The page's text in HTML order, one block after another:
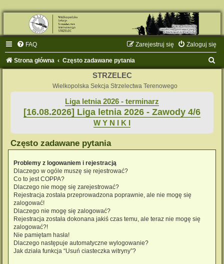
FAQ Zaloguj się
Zarejestruj się
Strona główna Często zadawane pytania
STRZELEC
Wielkopolska Sekcja Strzelectwa Terenowego
Liga letnia 2026 - terminarz
[16.08.2026] Liga letnia 2026 - Zawody 4/6
W Y N I K I
Często zadawane pytania
Problemy z logowaniem i rejestracją
Dlaczego w ogóle muszę się rejestrować?
Co to jest COPPA?
Dlaczego nie mogę się zarejestrować?
Rejestracja została przeprowadzona poprawnie, ale nie mogę się
zalogować!
Dlaczego nie mogę się zalogować?
Rejestracja została dokonana jakiś czas temu, ale teraz nie mogę się
zalogować?!
Nie pamiętam hasła!
Dlaczego następuje automatyczne wylogowanie?
Jak działa funkcja “Usuń ciasteczka witryny”?